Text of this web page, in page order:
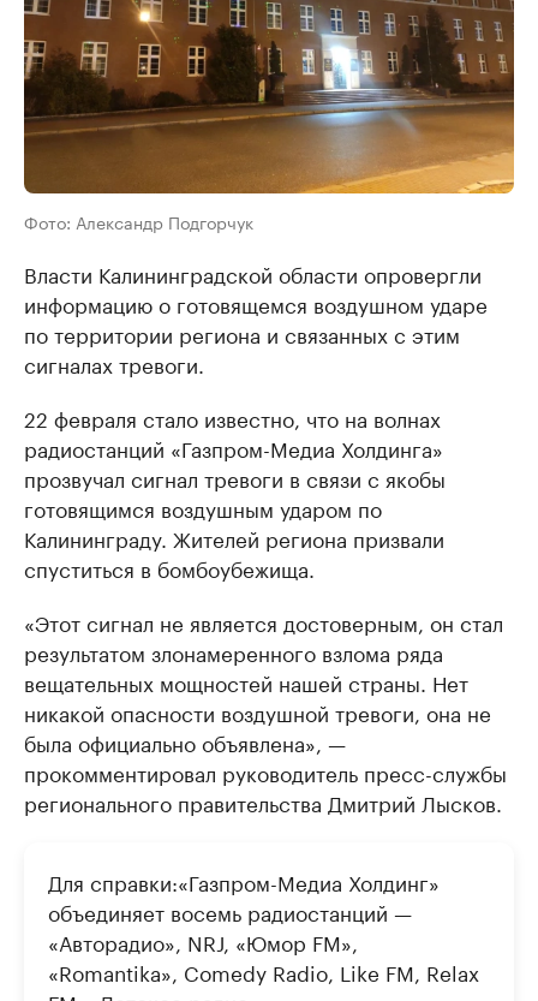
Фото: Александр Подгорчук
Власти Калининградской области опровергли
информацию о готовящемся воздушном ударе
по территории региона и связанных с этим
сигналах тревоги.
22 февраля стало известно, что на волнах
радиостанций «Газпром-Медиа Холдинга»
прозвучал сигнал тревоги в связи с якобы
готовящимся воздушным ударом по
Калининграду. Жителей региона призвали
спуститься в бомбоубежища.
«Этот сигнал не является достоверным, он стал
результатом злонамеренного взлома ряда
вещательных мощностей нашей страны. Нет
никакой опасности воздушной тревоги, она не
была официально объявлена», —
прокомментировал руководитель пресс-службы
регионального правительства Дмитрий Лысков.
Для справки:«Газпром-Медиа Холдинг»
объединяет восемь радиостанций —
«Авторадио», NRJ, «Юмор FM»,
«Romantika», Comedy Radio, Like FM, Relax